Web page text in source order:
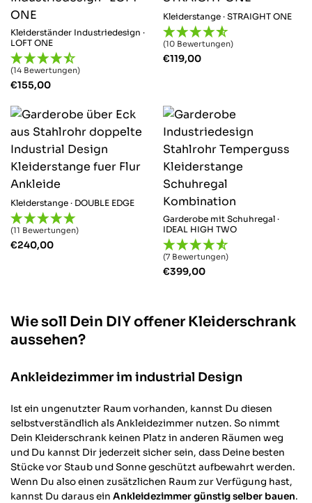
Kleiderständer Industriedesign ·
LOFT ONE
(14 Bewertungen)
€155,00
Kleiderstange · STRAIGHT ONE
(10 Bewertungen)
€119,00
Kleiderstange · DOUBLE EDGE
(11 Bewertungen)
€240,00
Garderobe mit Schuhregal ·
IDEAL HIGH TWO
(7 Bewertungen)
€399,00
Wie soll Dein DIY offener Kleiderschrank
aussehen?
Ankleidezimmer im industrial Design
Ist ein ungenutzter Raum vorhanden, kannst Du diesen
selbstverständlich als Ankleidezimmer nutzen. So nimmt
Dein Kleiderschrank keinen Platz in anderen Räumen weg
und Du kannst Dir jederzeit sicher sein, dass Deine besten
Stücke vor Staub und Sonne geschützt aufbewahrt werden.
Wenn Du also einen zusätzlichen Raum zur Verfügung hast,
kannst Du daraus ein Ankleidezimmer günstig selber bauen.